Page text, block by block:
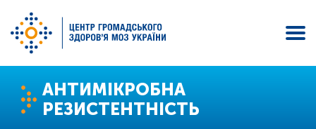
основного
АНТИМІКРОБНА
РЕЗИСТЕНТНІСТЬ